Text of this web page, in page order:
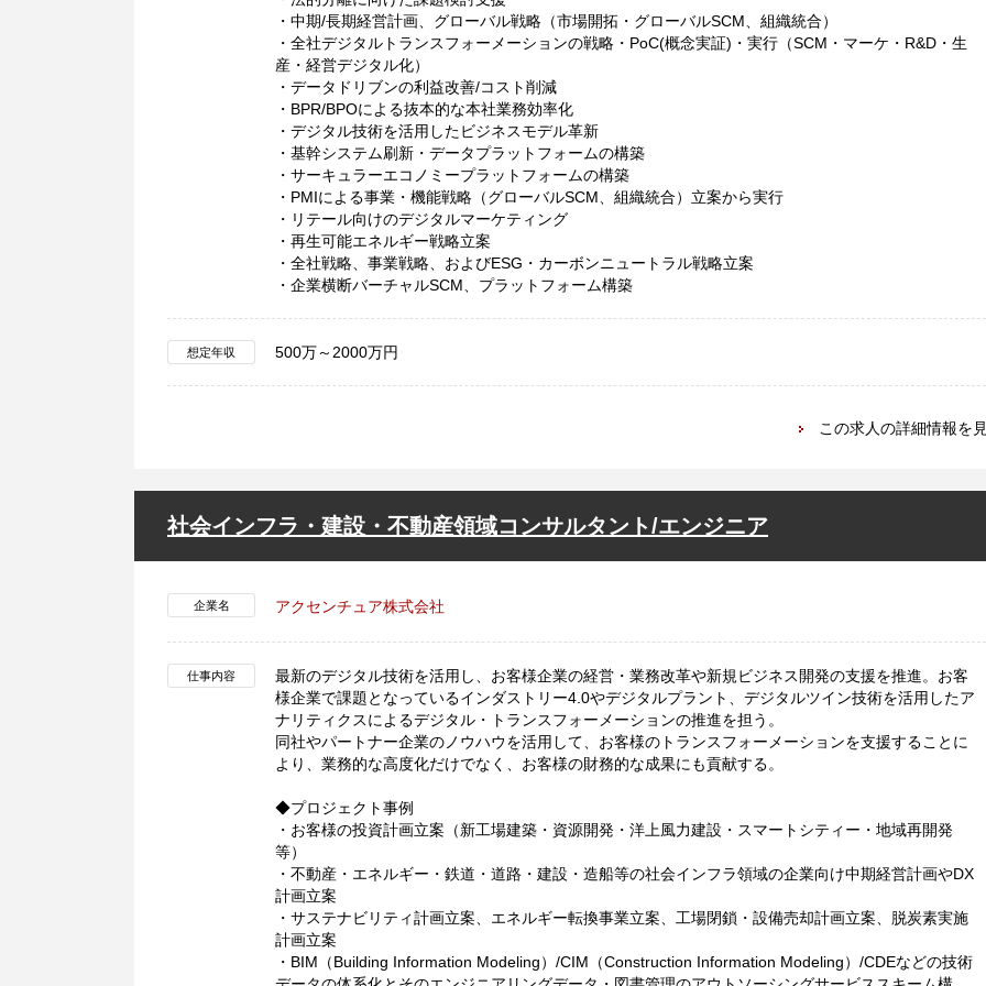
・中期/長期経営計画、グローバル戦略（市場開拓・グローバルSCM、組織統合）
・全社デジタルトランスフォーメーションの戦略・PoC(概念実証)・実行（SCM・マーケ・R&D・生
産・経営デジタル化）
・データドリブンの利益改善/コスト削減
・BPR/BPOによる抜本的な本社業務効率化
・デジタル技術を活用したビジネスモデル革新
・基幹システム刷新・データプラットフォームの構築
・サーキュラーエコノミープラットフォームの構築
・PMIによる事業・機能戦略（グローバルSCM、組織統合）立案から実行
・リテール向けのデジタルマーケティング
・再生可能エネルギー戦略立案
・全社戦略、事業戦略、およびESG・カーボンニュートラル戦略立案
・企業横断バーチャルSCM、プラットフォーム構築
想定年収 500万～2000万円
この求人の詳細情報を
社会インフラ・建設・不動産領域コンサルタント/エンジニア
企業名 アクセンチュア株式会社
仕事内容
最新のデジタル技術を活用し、お客様企業の経営・業務改革や新規ビジネス開発の支援を推進。お客
様企業で課題となっているインダストリー4.0やデジタルプラント、デジタルツイン技術を活用したア
ナリティクスによるデジタル・トランスフォーメーションの推進を担う。
同社やパートナー企業のノウハウを活用して、お客様のトランスフォーメーションを支援することに
より、業務的な高度化だけでなく、お客様の財務的な成果にも貢献する。
◆プロジェクト事例
・お客様の投資計画立案（新工場建築・資源開発・洋上風力建設・スマートシティー・地域再開発
等）
・不動産・エネルギー・鉄道・道路・建設・造船等の社会インフラ領域の企業向け中期経営計画やDX
計画立案
・サステナビリティ計画立案、エネルギー転換事業立案、工場閉鎖・設備売却計画立案、脱炭素実施
計画立案
・BIM（Building Information Modeling）/CIM（Construction Information Modeling）/CDEなどの技術